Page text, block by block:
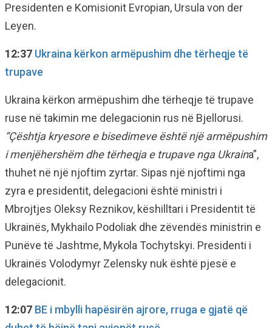
Presidenten e Komisionit Evropian, Ursula von der
Leyen.
12:37 Ukraina kërkon armëpushim dhe tërheqje të
trupave
Ukraina kërkon armëpushim dhe tërheqje të trupave
ruse në takimin me delegacionin rus në Bjellorusi.
“Çështja kryesore e bisedimeve është një armëpushim
i menjëhershëm dhe tërheqja e trupave nga Ukraina”,
thuhet në një njoftim zyrtar. Sipas një njoftimi nga
zyra e presidentit, delegacioni është ministri i
Mbrojtjes Oleksy Reznikov, këshilltari i Presidentit të
Ukrainës, Mykhailo Podoliak dhe zëvendës ministrin e
Punëve të Jashtme, Mykola Tochytskyi. Presidenti i
Ukrainës Volodymyr Zelensky nuk është pjesë e
delegacionit.
12:07 BE i mbylli hapësirën ajrore, rruga e gjatë që